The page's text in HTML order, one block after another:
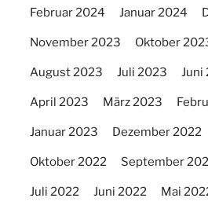
Februar 2024 Januar 2024
November 2023 Oktober
August 2023 Juli 2023 Juni
April 2023 März 2023
Januar 2023 Dezember 2022
Oktober 2022 September
Juli 2022 Juni 2022 Mai